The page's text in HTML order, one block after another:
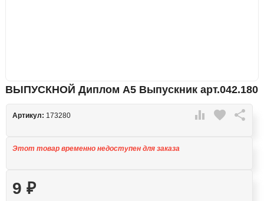
ВЫПУСКНОЙ Диплом А5 Выпускник арт.042.180
 favorite 
Артикул: 173280
Этот товар временно недоступен для заказа
9 ₽